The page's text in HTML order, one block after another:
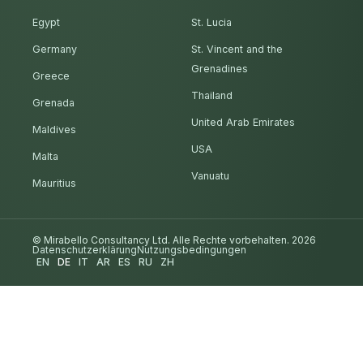
Egypt
Germany
Greece
Grenada
Maldives
Malta
Mauritius
St. Lucia
St. Vincent and the
Grenadines
Thailand
United Arab Emirates
USA
Vanuatu
© Mirabello Consultancy Ltd. Alle Rechte vorbehalten. 2026
DatenschutzerklärungNutzungsbedingungen
EN
DE IT AR ES RU ZH